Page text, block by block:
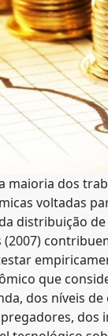
maioria dos
voltadas
distribuição
(2007)
que
dos níveis de
dos